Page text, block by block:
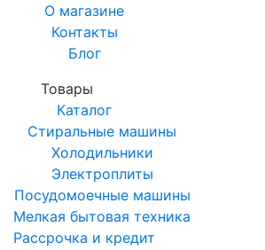
О магазине
Контакты
Блог
Товары
Каталог
Стиральные машины
Холодильники
Электроплиты
Посудомоечные машины
Мелкая бытовая техника
Рассрочка и кредит